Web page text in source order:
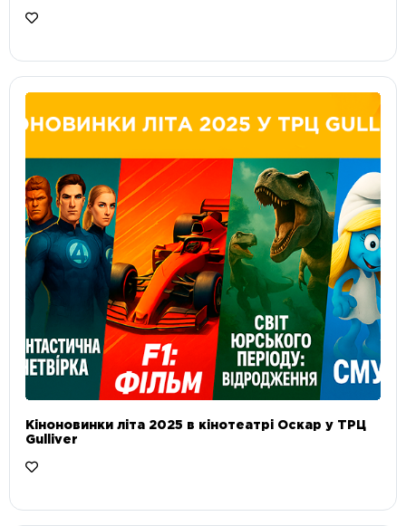
Кіноновинки літа 2025 в кінотеатрі Оскар у ТРЦ
Gulliver